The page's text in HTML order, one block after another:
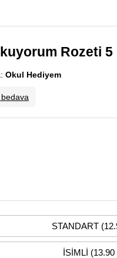
Rozeti 5
Okul Hediyem
STANDART
İSİMLİ (13.90